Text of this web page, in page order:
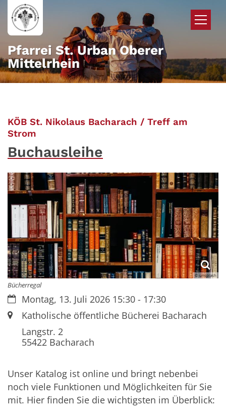
Zum Inhalt springen
Pfarrei St. Urban Oberer
Mittelrhein
KÖB St. Nikolaus Bacharach / Treff am
Strom
Buchausleihe
© unsplash
Bücherregal
Datum:Montag, 13. Juli 2026 15:30 - 17:30
Ort:Katholische öffentliche Bücherei Bacharach
Langstr. 2
55422 Bacharach
Unser Katalog ist online und bringt nebenbei
noch viele Funktionen und Möglichkeiten für Sie
mit. Hier finden Sie die wichtigsten im Überblick: